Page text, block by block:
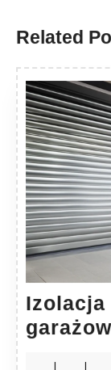
Related
Izolacja